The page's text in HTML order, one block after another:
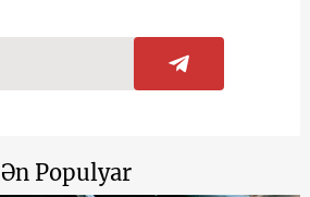
Ən Populyar